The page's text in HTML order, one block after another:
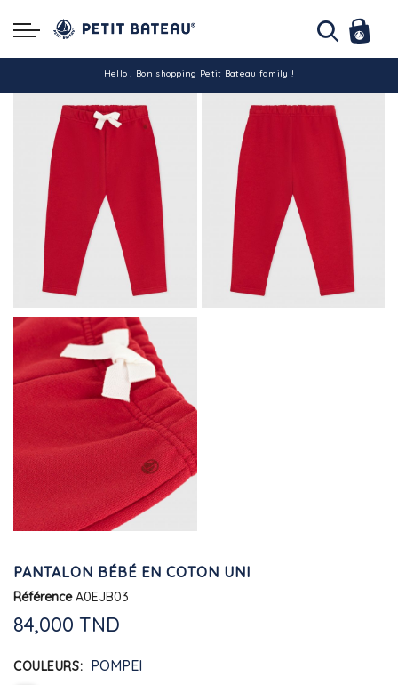
Hello ! Bon shopping Petit Bateau family !
La livraison est assurée partout en Tunisie !
-10% pour tout paiement par carte bancaire (hors promo)
PANTALON BÉBÉ EN COTON UNI
Référence A0EJB03
84,000 TND
COULEURS POMPEI